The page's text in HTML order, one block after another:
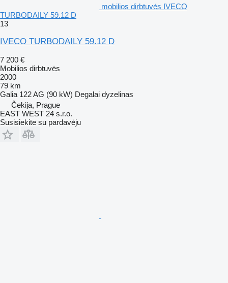
mobilios dirbtuvės IVECO
TURBODAILY 59.12 D
13
IVECO TURBODAILY 59.12 D
7 200 €
Mobilios dirbtuvės
2000
79 km
Galia 122 AG (90 kW) Degalai dyzelinas
Čekija, Prague
EAST WEST 24 s.r.o.
Susisiekite su pardavėju